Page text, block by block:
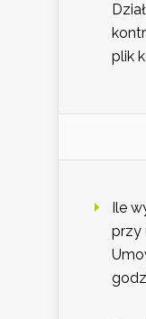
plik
Ile
przy